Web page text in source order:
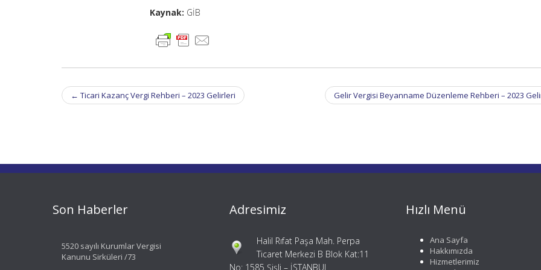
Kaynak: GİB
Post
navigation
← Ticari Kazanç Vergi Rehberi – 2023 Gelirleri Gelir Vergisi Beyanname Düzenleme Rehberi – 2023
Son Haberler
5520 sayılı Kurumlar Vergisi
Kanunu Sirküleri /73
Adresimiz
Halil Rıfat Paşa Mah. Perpa
Ticaret Merkezi B Blok Kat:11
No: 1585 Şişli – İSTANBUL
Hızlı Menü
Ana Sayfa
Hakkımızda
Hizmetlerimiz